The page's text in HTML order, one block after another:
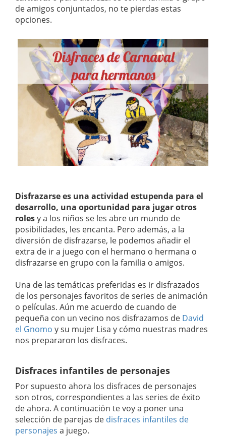
de amigos conjuntados, no te pierdas estas
opciones.
Disfrazarse es una actividad estupenda para el
desarrollo, una oportunidad para jugar otros
rolesy a los niños se les abre un mundo de
posibilidades, les encanta. Pero además, a la
diversión de disfrazarse, le podemos añadir el
extra de ir a juego con el hermano o hermana o
disfrazarse en grupo con la familia o amigos.
Una de las temáticas preferidas es ir disfrazados
de los personajes favoritos de series de animación
o películas. Aún me acuerdo de cuando de
pequeña con un vecino nos disfrazamos de David
el Gnomo y su mujer Lisa y cómo nuestras madres
nos prepararon los disfraces.
Disfraces infantiles de personajes
Por supuesto ahora los disfraces de personajes
son otros, correspondientes a las series de éxito
de ahora. A continuación te voy a poner una
selección de parejas de disfraces infantiles de
personajes a juego.